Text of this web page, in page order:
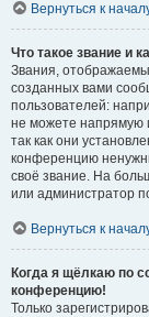
Вернуться к
Что такое звание и
Звания,
созданных вами
пользователей:
не можете напрямую
так как они
конференцию
своё звание. На
или администратор
Вернуться к
Когда я щёлкаю по
конференцию!
Только